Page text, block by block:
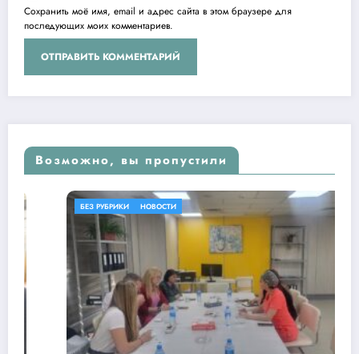
Сохранить моё имя, email и адрес сайта в этом браузере для
последующих моих комментариев.
Возможно, вы пропустили
БЕЗ РУБРИКИ НОВОСТИ